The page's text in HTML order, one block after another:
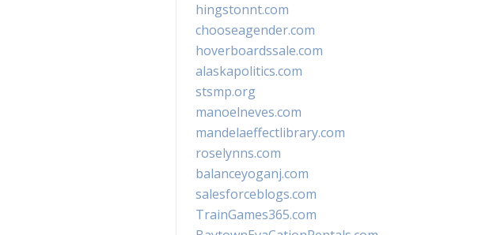
hingstonnt.com
chooseagender.com
hoverboardssale.com
alaskapolitics.com
stsmp.org
manoelneves.com
mandelaeffectlibrary.com
roselynns.com
balanceyoganj.com
salesforceblogs.com
TrainGames365.com